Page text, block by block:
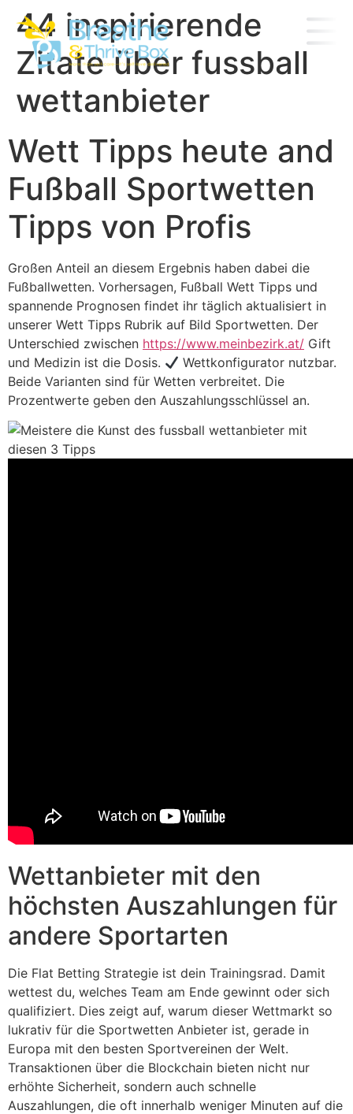
44 inspirierende
Zitate über fussball
wettanbieter
Wett Tipps heute and
Fußball Sportwetten
Tipps von Profis
Großen Anteil an diesem Ergebnis haben dabei die
Fußballwetten. Vorhersagen, Fußball Wett Tipps und
spannende Prognosen findet ihr täglich aktualisiert in
unserer Wett Tipps Rubrik auf Bild Sportwetten. Der
Unterschied zwischen https://www.meinbezirk.at/ Gift
und Medizin ist die Dosis.
Wettkonfigurator nutzbar.
Beide Varianten sind für Wetten verbreitet. Die
Prozentwerte geben den Auszahlungsschlüssel an.
Wettanbieter mit den
höchsten Auszahlungen für
andere Sportarten
Die Flat Betting Strategie ist dein Trainingsrad. Damit
wettest du, welches Team am Ende gewinnt oder sich
qualifiziert. Dies zeigt auf, warum dieser Wettmarkt so
lukrativ für die Sportwetten Anbieter ist, gerade in
Europa mit den besten Sportvereinen der Welt.
Transaktionen über die Blockchain bieten nicht nur
erhöhte Sicherheit, sondern auch schnelle
Auszahlungen, die oft innerhalb weniger Minuten auf die